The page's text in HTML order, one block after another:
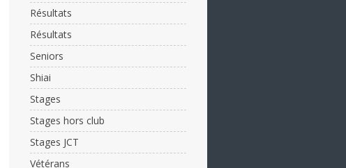
Résultats
Résultats
Seniors
Shiai
Stages
Stages hors club
Stages JCT
Vétérans